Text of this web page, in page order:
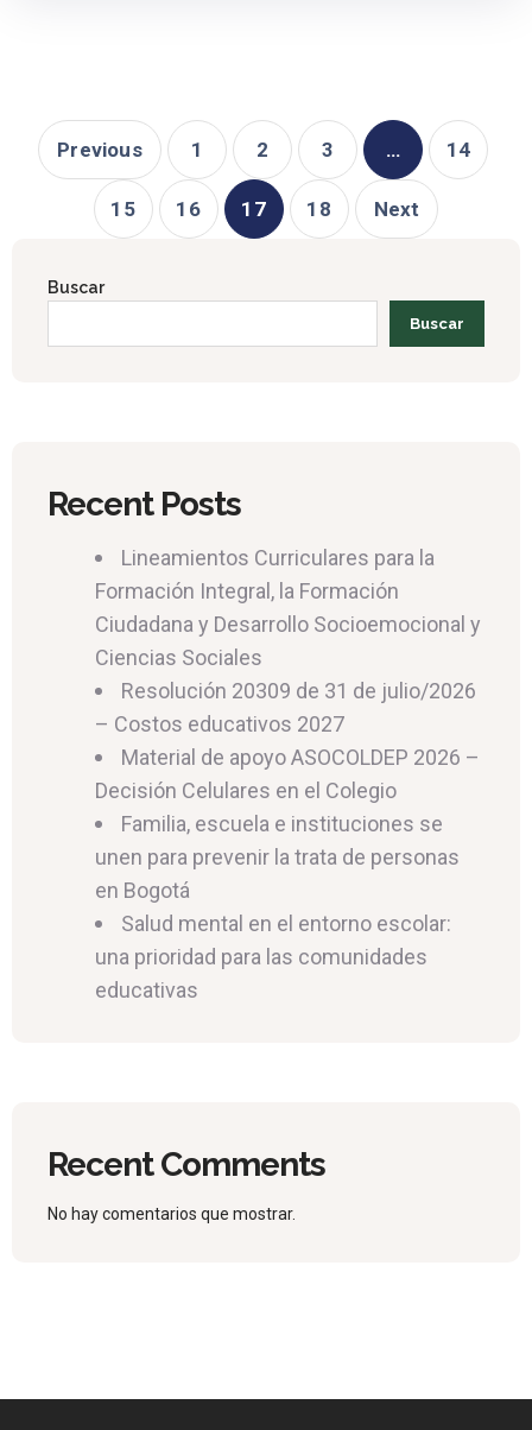
Previous 1 2 3 … 14
15 16 17 18 Next
Buscar
Buscar
Recent Posts
Lineamientos Curriculares para la
Formación Integral, la Formación
Ciudadana y Desarrollo Socioemocional y
Ciencias Sociales
Resolución 20309 de 31 de julio/2026
– Costos educativos 2027
Material de apoyo ASOCOLDEP 2026 –
Decisión Celulares en el Colegio
Familia, escuela e instituciones se
unen para prevenir la trata de personas
en Bogotá
Salud mental en el entorno escolar:
una prioridad para las comunidades
educativas
Recent Comments
No hay comentarios que mostrar.